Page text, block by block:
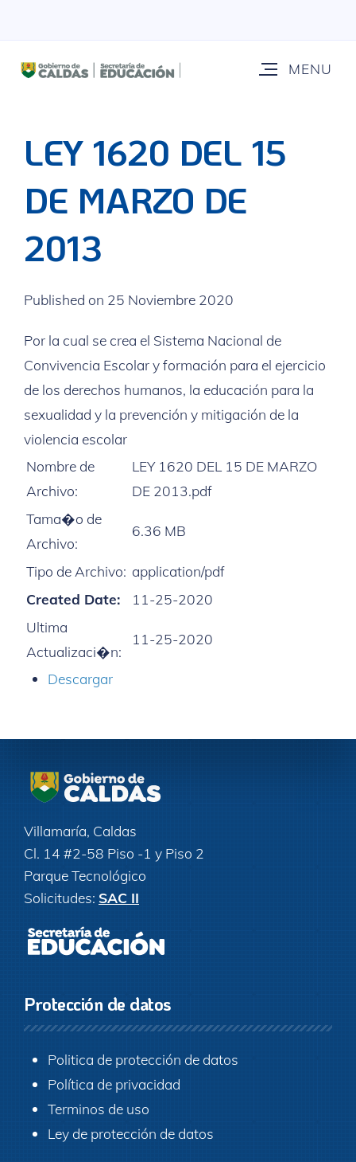
LEY 1620 DEL 15
DE MARZO DE
2013
Published on 25 Noviembre 2020
Por la cual se crea el Sistema Nacional de
Convivencia Escolar y formación para el ejercicio
de los derechos humanos, la educación para la
sexualidad y la prevención y mitigación de la
violencia escolar
Nombre de
Archivo:
LEY 1620 DEL 15 DE MARZO
DE 2013.pdf
Tama�o de
Archivo:
6.36 MB
Tipo de Archivo: application/pdf
Created Date:
11-25-2020
Ultima
Actualizaci�n:
11-25-2020
Descargar
Villamaría, Caldas
Cl. 14 #2-58 Piso -1 y Piso 2
Parque Tecnológico
Solicitudes: SAC II
Protección de datos
Politica de protección de datos
Política de privacidad
Terminos de uso
Ley de protección de datos